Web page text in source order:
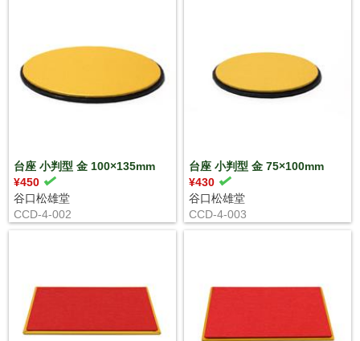
台座 小判型 金 100×135mm
¥450
谷口松雄堂
CCD-4-002
台座 小判型 金 75×100mm
¥430
谷口松雄堂
CCD-4-003